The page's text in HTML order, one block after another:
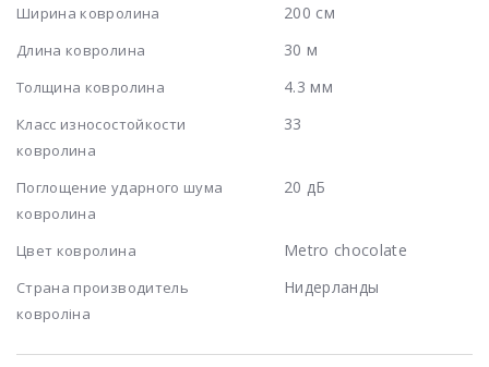
Ширина ковролина 200 см
Длина ковролина 30 м
Толщина ковролина 4.3 мм
Класс износостойкости
ковролина
33
Поглощение ударного шума
ковролина
20 дБ
Цвет ковролина Metro chocolate
Страна производитель
ковроліна
Нидерланды